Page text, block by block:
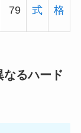
79
式
格
なるハード